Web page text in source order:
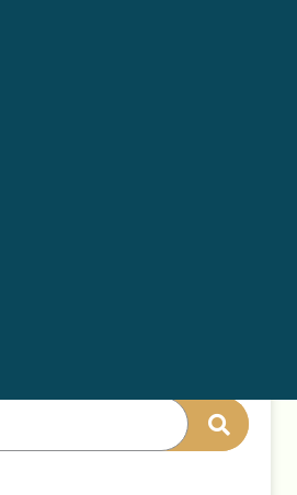
kuasanya tidak menyampaikan
jangka waktu yang ditentukan
Pasal 24 ayat 4 UU Merek dan
Jenderal Kekayaan Intelektual
penolakan (merek permanen
bagaimana cara membuat
usulan penolakan merek
membantu anda.